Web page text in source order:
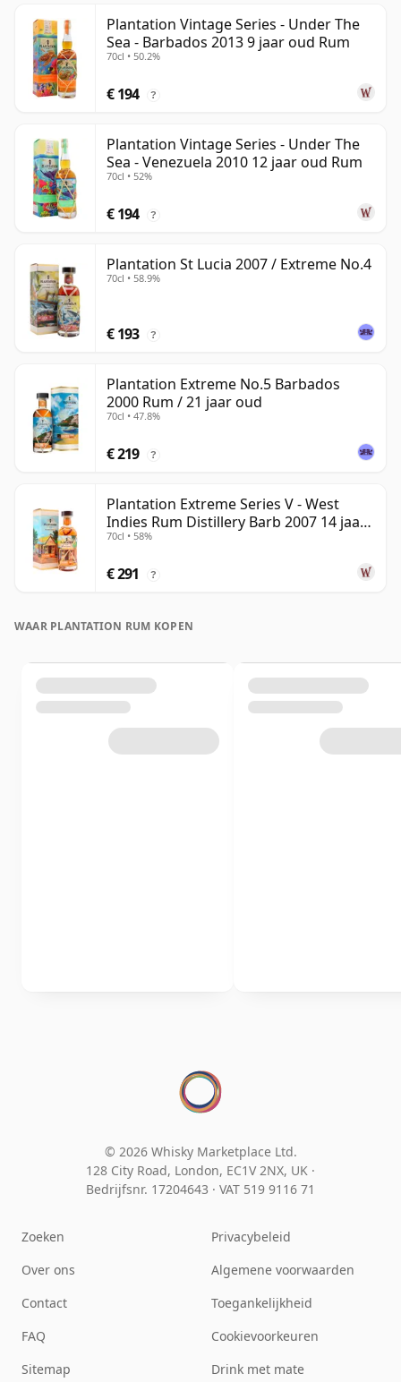
Plantation Vintage Series - Under The
Sea - Barbados 2013 9 jaar oud Rum
70cl • 50.2%
€ 194 ?
Plantation Vintage Series - Under The
Sea - Venezuela 2010 12 jaar oud Rum
70cl • 52%
€ 194 ?
Plantation St Lucia 2007 / Extreme No.4
70cl • 58.9%
€ 193 ?
Plantation Extreme No.5 Barbados
2000 Rum / 21 jaar oud
70cl • 47.8%
€ 219 ?
Plantation Extreme Series V - West
Indies Rum Distillery Barb 2007 14 jaar
oud Rum
70cl • 58%
€ 291 ?
WAAR PLANTATION RUM KOPEN
© 2026 Whisky Marketplace Ltd.
128 City Road, London, EC1V 2NX, UK ·
Bedrijfsnr. 17204643 · VAT 519 9116 71
Zoeken
Over ons
Contact
FAQ
Sitemap
Privacybeleid
Algemene voorwaarden
Toegankelijkheid
Cookievoorkeuren
Drink met mate